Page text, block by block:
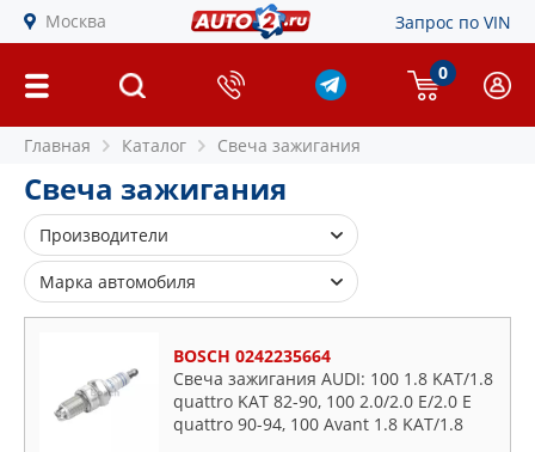
Москва Запрос по VIN
0
Главная Каталог Свеча зажигания
Свеча зажигания
Производители
AC DELCO
ACQ
ASAM S.A.
BERU
Марка автомобиля
Alfa Romeo
BMW
Buick
BOSCH 0242235664
Свеча зажигания AUDI: 100 1.8 KAT/1.8
quattro KAT 82-90, 100 2.0/2.0 E/2.0 E
quattro 90-94, 100 Avant 1.8 KAT/1.8